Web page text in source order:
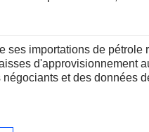
ses importations de pétrole
d'approvisionnement
négociants et des données